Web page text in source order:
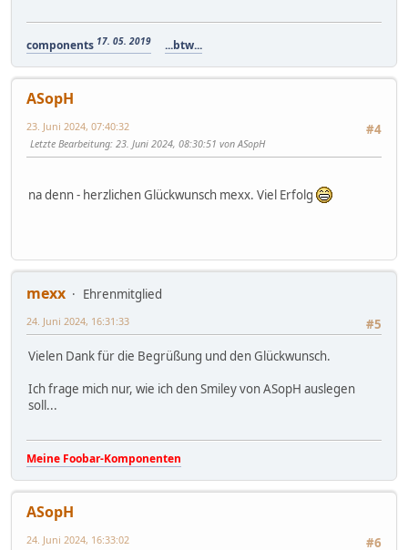
components 17. 05. 2019 ...btw...
ASopH
#4
23. Juni 2024, 07:40:32
Letzte Bearbeitung: 23. Juni 2024, 08:30:51 von ASopH
na denn - herzlichen Glückwunsch mexx. Viel Erfolg
mexx
Ehrenmitglied
#5
24. Juni 2024, 16:31:33
Vielen Dank für die Begrüßung und den Glückwunsch.
Ich frage mich nur, wie ich den Smiley von ASopH auslegen
soll...
Meine Foobar-Komponenten
ASopH
#6
24. Juni 2024, 16:33:02